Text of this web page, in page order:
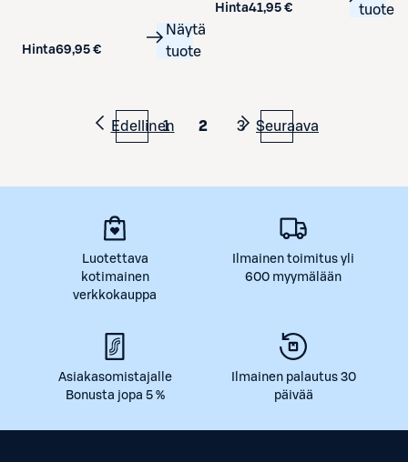
Hinta69,95 €
Näytä
tuote
Hinta41,95 €
tuote
Edellinen
1 2 3 Seuraava
Luotettava
kotimainen
verkkokauppa
Ilmainen toimitus yli
600 myymälään
Asiakasomistajalle
Bonusta jopa 5 %
Ilmainen palautus 30
päivää